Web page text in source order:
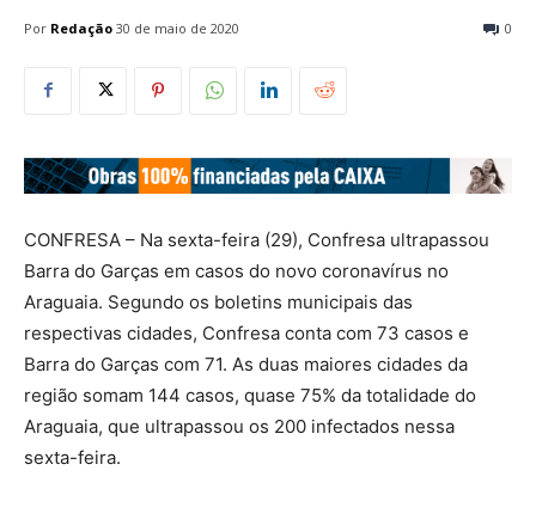
Por Redação 0
30 de maio de 2020
CONFRESA – Na sexta-feira (29), Confresa ultrapassou
Barra do Garças em casos do novo coronavírus no
Araguaia. Segundo os boletins municipais das
respectivas cidades, Confresa conta com 73 casos e
Barra do Garças com 71. As duas maiores cidades da
região somam 144 casos, quase 75% da totalidade do
Araguaia, que ultrapassou os 200 infectados nessa
sexta-feira.